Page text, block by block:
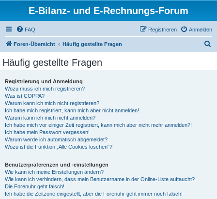
E-Bilanz- und E-Rechnungs-Forum
FAQ Anmelden
Registrieren
Foren-Übersicht Häufig gestellte Fragen
Häufig gestellte Fragen
Registrierung und Anmeldung
Wozu muss ich mich registrieren?
Was ist COPPA?
Warum kann ich mich nicht registrieren?
Ich habe mich registriert, kann mich aber nicht anmelden!
Warum kann ich mich nicht anmelden?
Ich habe mich vor einiger Zeit registriert, kann mich aber nicht mehr anmelden?!
Ich habe mein Passwort vergessen!
Warum werde ich automatisch abgemeldet?
Wozu ist die Funktion „Alle Cookies löschen“?
Benutzerpräferenzen und -einstellungen
Wie kann ich meine Einstellungen ändern?
Wie kann ich verhindern, dass mein Benutzername in der Online-Liste auftaucht?
Die Forenuhr geht falsch!
Ich habe die Zeitzone eingestellt, aber die Forenuhr geht immer noch falsch!